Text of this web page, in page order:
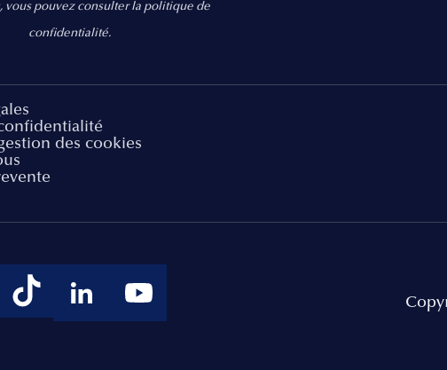
vous pouvez consulter la politique de
confidentialité.
des cookies